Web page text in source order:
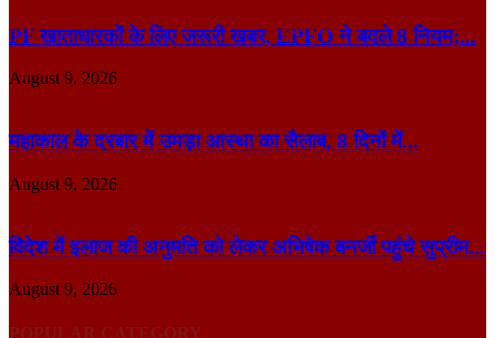
PF खाताधारकों के लिए जरूरी खबर, EPFO ने बदले 8 नियम;...
August 9, 2026
महाकाल के दरबार में उमड़ा आस्था का सैलाब, 8 दिनों में...
August 9, 2026
विदेश में इलाज की अनुमति को लेकर अभिषेक बनर्जी पहुंचे सुप्रीम...
August 9, 2026